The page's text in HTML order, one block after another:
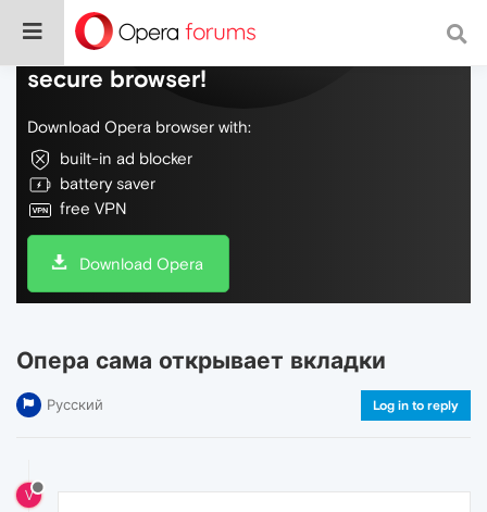
Do more on the web, with a fast and
secure browser!
Download Opera browser with:
built-in ad blocker
battery saver
free VPN
Download Opera
Опера сама открывает вкладки
Русский Log in to reply
V